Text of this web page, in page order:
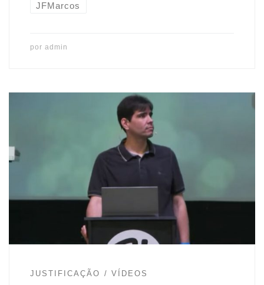
JFMarcos
por admin
adminAdministrador do Justificação pela Fé.
JUSTIFICAÇÃO VÍDEOS